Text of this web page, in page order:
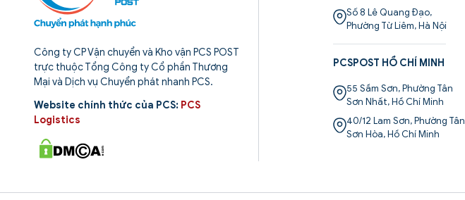
Công ty CP Vận chuyển và Kho vận PCS POST
trực thuộc Tổng Công ty Cổ phần Thương
Mại và Dịch vụ Chuyển phát nhanh PCS.
Website chính thức của PCS: PCS
Logistics
Số 8 Lê Quang Đạo,
Phường Từ Liêm, Hà Nội
PCSPOST HỒ CHÍ MINH
55 Sầm Sơn, Phường Tân
Sơn Nhất, Hồ Chí Minh
40/12 Lam Sơn, Phường Tân
Sơn Hòa, Hồ Chí Minh